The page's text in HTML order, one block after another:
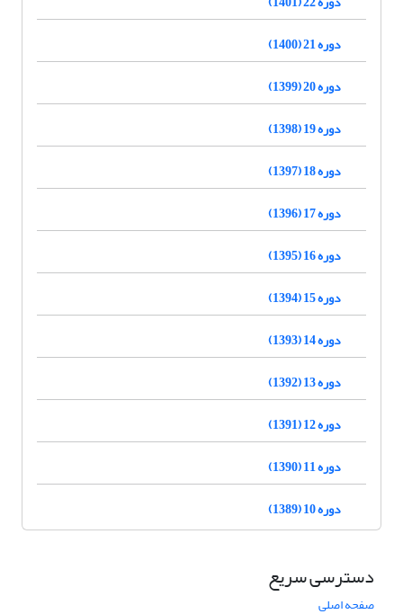
دوره 21 (1400)
دوره 20 (1399)
دوره 19 (1398)
دوره 18 (1397)
دوره 17 (1396)
دوره 16 (1395)
دوره 15 (1394)
دوره 14 (1393)
دوره 13 (1392)
دوره 12 (1391)
دوره 11 (1390)
دوره 10 (1389)
دسترسی سریع
صفحه اصلی